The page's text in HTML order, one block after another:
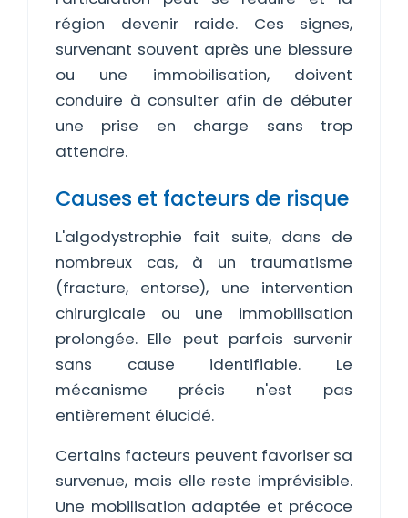
région devenir raide. Ces signes,
survenant souvent après une blessure
ou une immobilisation, doivent
conduire à consulter afin de débuter
une prise en charge sans trop
attendre.
Causes et facteurs de risque
L'algodystrophie fait suite, dans de
nombreux cas, à un traumatisme
(fracture, entorse), une intervention
chirurgicale ou une immobilisation
prolongée. Elle peut parfois survenir
sans cause identifiable. Le
mécanisme précis n'est pas
entièrement élucidé.
Certains facteurs peuvent favoriser sa
survenue, mais elle reste imprévisible.
Une mobilisation adaptée et précoce